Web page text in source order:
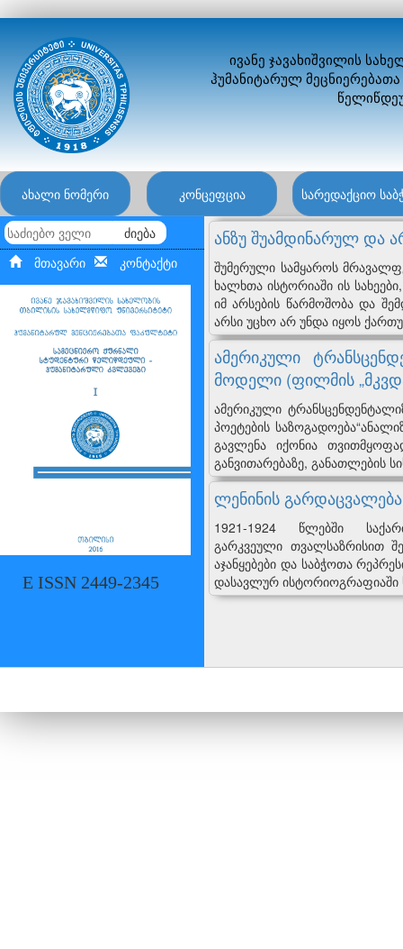
ივანე ჯავახიშვილის
ჰუმანიტარულ
ახალი ნომერი კონცეფცია სარედაქციო
ძიება
მთავარი კონტაქტი
E ISSN 2449-2345
ანზუ შუამდინარულ და
შუმერული სამყაროს
ხალხთა ისტორიაში ის
იმ არსების წარმოშობა და
არსი უცხო არ უნდა იყოს
ამერიკული
მოდელი (ფილმის
ამერიკული
პოეტების
გავლენა იქონია
განვითარებაზე, განათლების
ლენინის
1921-1924 წლებში
გარკვეული თვალსაზრისით
აჯანყებები და საბჭოთა
დასავლურ ისტორიოგრაფიაში